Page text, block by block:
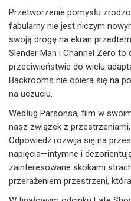
Przetworzenie pomysłu
fabularny nie jest niczym
swoją drogę na ekran
Slender Man i Channel Zero to
przeciwieństwie do wielu
Backrooms nie opiera się na
na uczuciu.
Według Parsonsa, film w
nasz związek z
Odpowiedź rozwija się na
napięcia—intymne i
zainteresowane skokami
przerażeniem przestrzeni,